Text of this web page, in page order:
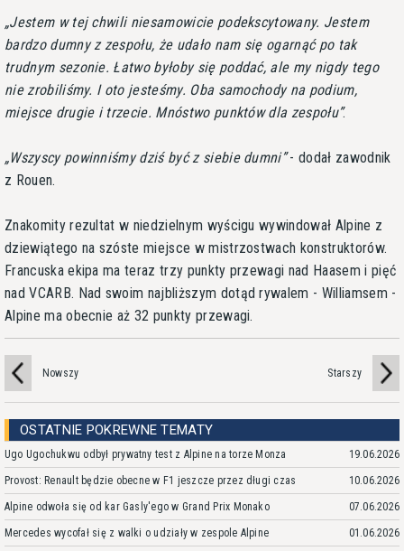
Jestem w tej chwili niesamowicie podekscytowany. Jestem
bardzo dumny z zespołu, że udało nam się ogarnąć po tak
trudnym sezonie. Łatwo byłoby się poddać, ale my nigdy tego
nie zrobiliśmy. I oto jesteśmy. Oba samochody na podium,
miejsce drugie i trzecie. Mnóstwo punktów dla zespołu .
Wszyscy powinniśmy dziś być z siebie dumni - dodał zawodnik
z Rouen.
Znakomity rezultat w niedzielnym wyścigu wywindował Alpine z
dziewiątego na szóste miejsce w mistrzostwach konstruktorów.
Francuska ekipa ma teraz trzy punkty przewagi nad Haasem i pięć
nad VCARB. Nad swoim najbliższym dotąd rywalem - Williamsem -
Alpine ma obecnie aż 32 punkty przewagi.
Nowszy Starszy
OSTATNIE POKREWNE TEMATY
Ugo Ugochukwu odbył prywatny test z Alpine na torze Monza 19.06.2026
Provost: Renault będzie obecne w F1 jeszcze przez długi czas 10.06.2026
Alpine odwoła się od kar Gasly'ego w Grand Prix Monako 07.06.2026
Mercedes wycofał się z walki o udziały w zespole Alpine 01.06.2026